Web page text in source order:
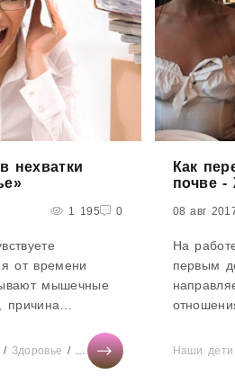
нехватки
1 195 0
от времени
мышечные
причина
/ Здоровье / Тесты онлайн Мода/
Как
почве -
08 авг
На
первым
Наши дети